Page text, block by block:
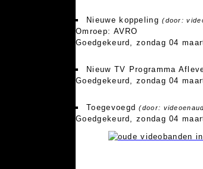
Nieuwe koppeling(door:
Omroep: AVRO
Goedgekeurd, zondag 04
Nieuw TV Programma
Goedgekeurd, zondag 04
Toegevoegd(door:
Goedgekeurd, zondag 04